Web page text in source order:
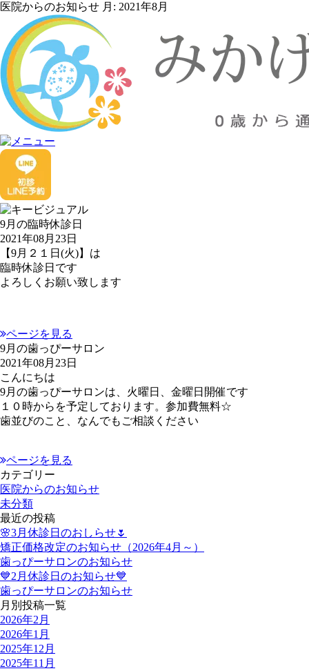
医院からのお知らせ 月: 2021年8月
9月の臨時休診日
2021年08月23日
【9月２１日(火)】は
臨時休診日です
よろしくお願い致します
ページを見る
9月の歯っぴーサロン
2021年08月23日
こんにちは
9月の歯っぴーサロンは、火曜日、金曜日開催です
１０時からを予定しております。参加費無料☆
歯並びのこと、なんでもご相談ください
ページを見る
カテゴリー
医院からのお知らせ
未分類
最近の投稿
🌸3月休診日のおしらせ🌷
矯正価格改定のお知らせ（2026年4月～）
歯っぴーサロンのお知らせ
💙2月休診日のお知らせ💙
歯っぴーサロンのお知らせ
月別投稿一覧
2026年2月
2026年1月
2025年12月
2025年11月